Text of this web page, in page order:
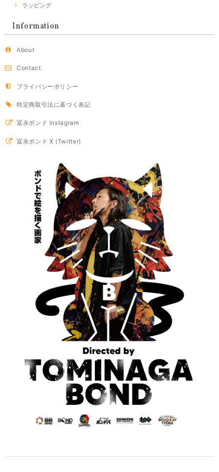
ラッピング
Information
About
Contact
プライバシーポリシー
特定商取引法に基づく表記
冨永ボンド Instagram
冨永ボンド X (Twitter)